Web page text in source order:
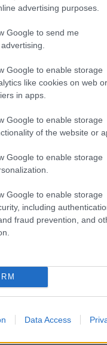
advertising purposes.
Google to send me
Google to enable storage
like cookies on web or
in apps.
Google to enable storage
of the website or
Google to enable storage
Google to enable storage
including
fraud prevention, and
Data Access
ALTRO DALL'AUTORE
Maradona:
di
EURO 2032
sterpaglie e
distrutti 7 ettari
arrestato
consulta della
il candidato
- Pubblicità -